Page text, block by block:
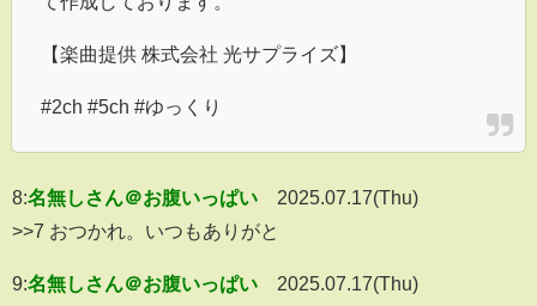
【楽曲提供 株式会社 光サプライズ】
#2ch #5ch #ゆっくり
8:名無しさん＠お腹いっぱい
2025.07.17(Thu)
>>7 おつかれ。いつもありがと
9:名無しさん＠お腹いっぱい
2025.07.17(Thu)